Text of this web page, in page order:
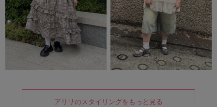
アリサのスタイリングをもっと見る